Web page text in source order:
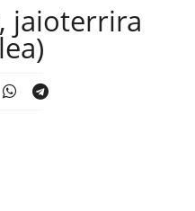
jaioterrira